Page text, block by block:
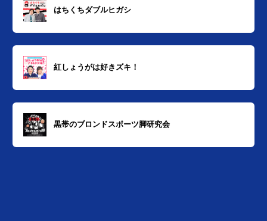
はちくちダブルヒガシ
紅しょうがは好きズキ！
黒帯のブロンドスポーツ脚研究会